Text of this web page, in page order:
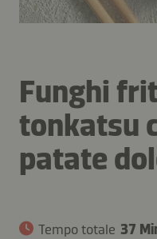
Funghi
tonkatsu
patate
Tempo totale 37